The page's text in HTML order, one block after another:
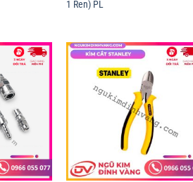
1 Ren) PL